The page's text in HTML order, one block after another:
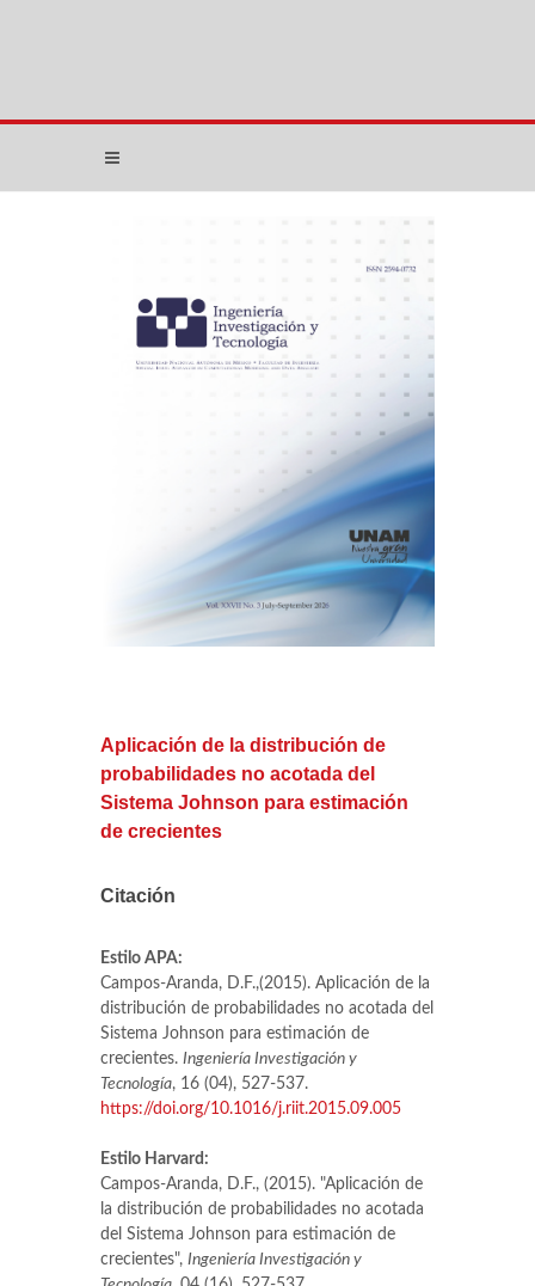
Aplicación de la distribución de
probabilidades no acotada del
Sistema Johnson para estimación
de crecientes
Citación
Estilo APA:
Campos-Aranda, D.F.,(2015). Aplicación de la
distribución de probabilidades no acotada del
Sistema Johnson para estimación de
crecientes. Ingeniería Investigación y
Tecnología, 16 (04), 527-537.
https://doi.org/10.1016/j.riit.2015.09.005
Estilo Harvard:
Campos-Aranda, D.F., (2015). "Aplicación de
la distribución de probabilidades no acotada
del Sistema Johnson para estimación de
crecientes", Ingeniería Investigación y